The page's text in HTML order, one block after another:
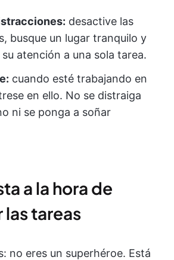
desactive las
busque un lugar tranquilo y
atención a una sola tarea.
cuando esté trabajando en
en ello. No se distraiga
ni se ponga a soñar
a la hora de
tareas
no eres un superhéroe. Está